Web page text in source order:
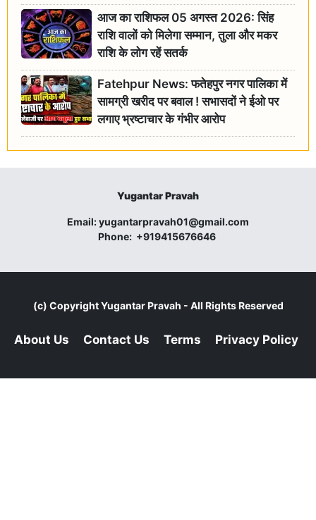
आज का राशिफल 05 अगस्त 2026: सिंह
राशि वालों को मिलेगा सम्मान, तुला और मकर
राशि के लोग रहें सतर्क
Fatehpur News: फतेहपुर नगर पालिका में
सामग्री खरीद पर बवाल ! सभासदों ने ईओ पर
लगाए भ्रष्टाचार के गंभीर आरोप
Yugantar Pravah
Email:yugantarpravah01@gmail.com
Phone: +919415676646
(c) CopyrightYugantar Pravah - All Rights Reserved
About Us Contact Us Terms Privacy Policy